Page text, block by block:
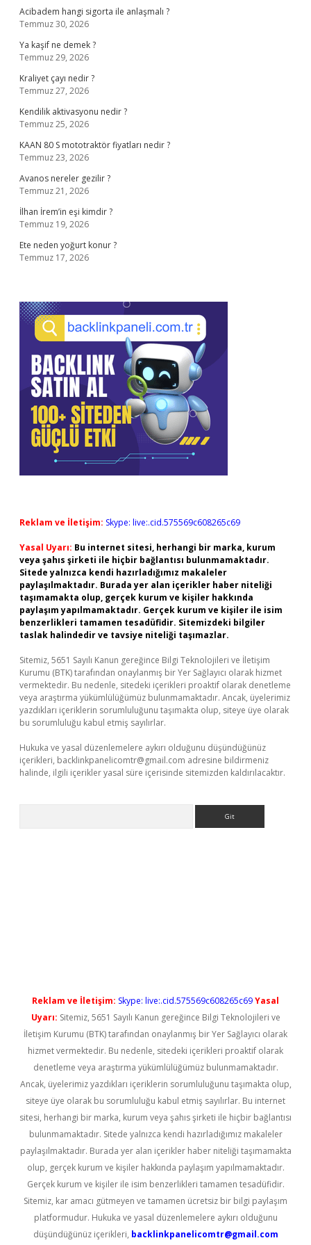
Acibadem hangi sigorta ile anlaşmalı ?
Temmuz 30, 2026
Ya kaşif ne demek ?
Temmuz 29, 2026
Kraliyet çayı nedir ?
Temmuz 27, 2026
Kendilik aktivasyonu nedir ?
Temmuz 25, 2026
KAAN 80 S mototraktör fiyatları nedir ?
Temmuz 23, 2026
Avanos nereler gezilir ?
Temmuz 21, 2026
İlhan İrem’in eşi kimdir ?
Temmuz 19, 2026
Ete neden yoğurt konur ?
Temmuz 17, 2026
Reklam ve İletişim: Skype: live:.cid.575569c608265c69
Yasal Uyarı: Bu internet sitesi, herhangi bir marka, kurum
veya şahıs şirketi ile hiçbir bağlantısı bulunmamaktadır.
Sitede yalnızca kendi hazırladığımız makaleler
paylaşılmaktadır. Burada yer alan içerikler haber niteliği
taşımamakta olup, gerçek kurum ve kişiler hakkında
paylaşım yapılmamaktadır. Gerçek kurum ve kişiler ile isim
benzerlikleri tamamen tesadüfidir. Sitemizdeki bilgiler
taslak halindedir ve tavsiye niteliği taşımazlar.
Sitemiz, 5651 Sayılı Kanun gereğince Bilgi Teknolojileri ve İletişim
Kurumu (BTK) tarafından onaylanmış bir Yer Sağlayıcı olarak hizmet
vermektedir. Bu nedenle, sitedeki içerikleri proaktif olarak denetleme
veya araştırma yükümlülüğümüz bulunmamaktadır. Ancak, üyelerimiz
yazdıkları içeriklerin sorumluluğunu taşımakta olup, siteye üye olarak
bu sorumluluğu kabul etmiş sayılırlar.
Hukuka ve yasal düzenlemelere aykırı olduğunu düşündüğünüz
içerikleri, backlinkpanelicomtr@gmail.com adresine bildirmeniz
halinde, ilgili içerikler yasal süre içerisinde sitemizden kaldırılacaktır.
Reklam ve İletişim: Skype: live:.cid.575569c608265c69Yasal
Uyarı: Sitemiz, 5651 Sayılı Kanun gereğince Bilgi Teknolojileri ve
İletişim Kurumu (BTK) tarafından onaylanmış bir Yer Sağlayıcı olarak
hizmet vermektedir. Bu nedenle, sitedeki içerikleri proaktif olarak
denetleme veya araştırma yükümlülüğümüz bulunmamaktadır.
Ancak, üyelerimiz yazdıkları içeriklerin sorumluluğunu taşımakta olup,
siteye üye olarak bu sorumluluğu kabul etmiş sayılırlar. Bu internet
sitesi, herhangi bir marka, kurum veya şahıs şirketi ile hiçbir bağlantısı
bulunmamaktadır. Sitede yalnızca kendi hazırladığımız makaleler
paylaşılmaktadır. Burada yer alan içerikler haber niteliği taşımamakta
olup, gerçek kurum ve kişiler hakkında paylaşım yapılmamaktadır.
Gerçek kurum ve kişiler ile isim benzerlikleri tamamen tesadüfidir.
Sitemiz, kar amacı gütmeyen ve tamamen ücretsiz bir bilgi paylaşım
platformudur. Hukuka ve yasal düzenlemelere aykırı olduğunu
düşündüğünüz içerikleri, backlinkpanelicomtr@gmail.com